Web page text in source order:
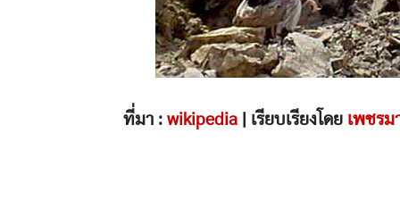
ที่มา : wikipedia | เรียบเรียงโดย เพชรม